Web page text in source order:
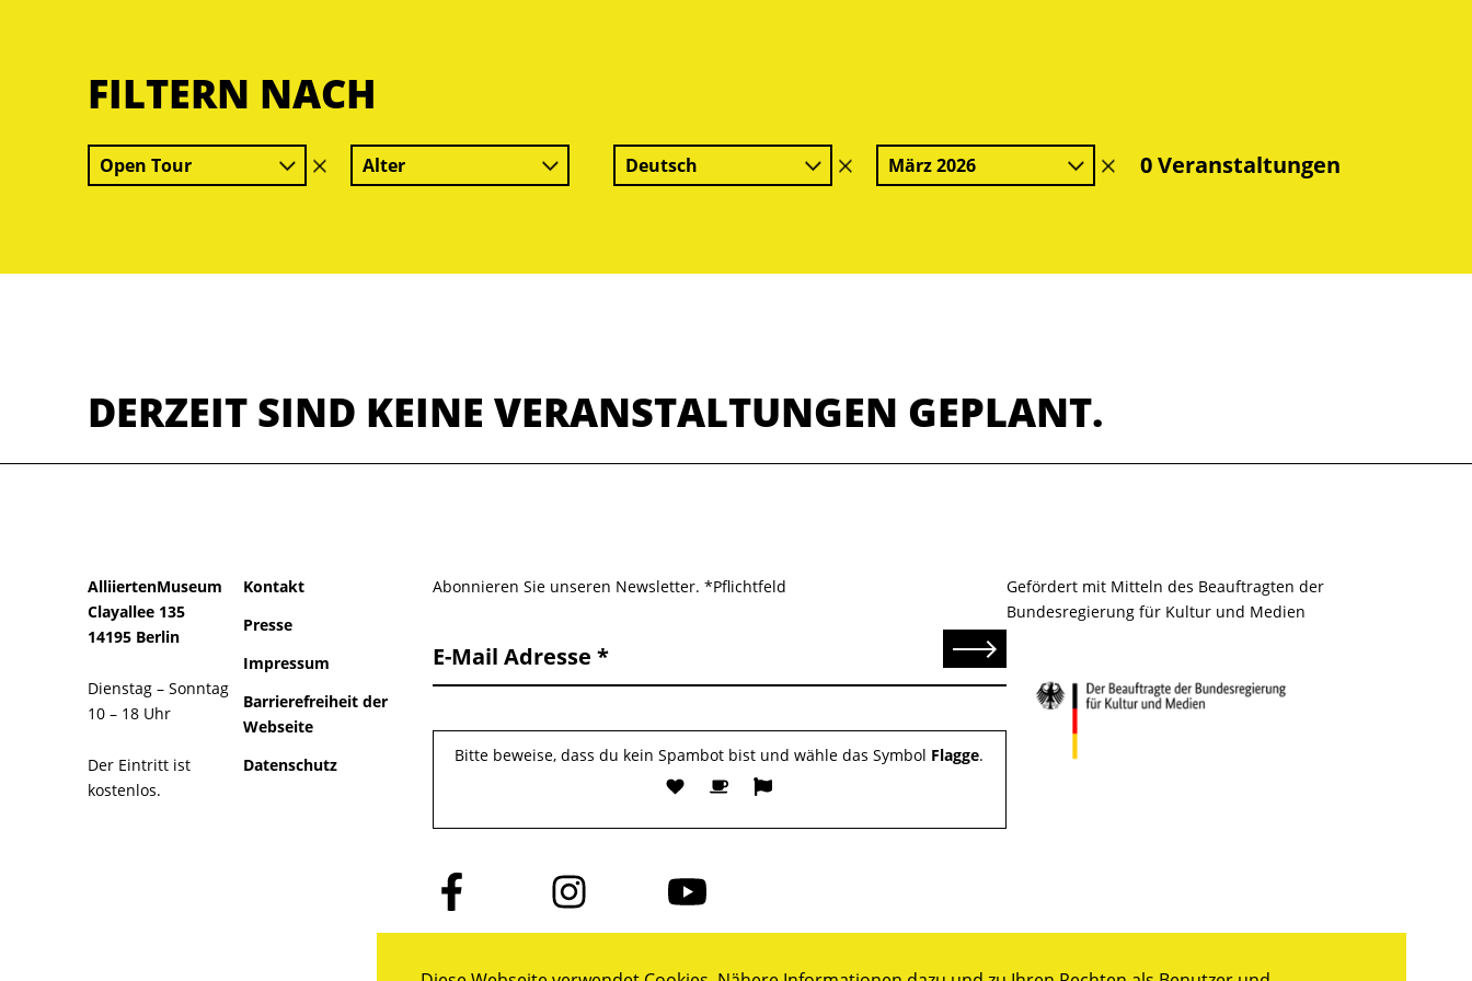
FILTERN NACH
Open Tour
Filter
löschen
Alter Deutsch
Filter
löschen
März 2026
Filter0 Veranstaltungen
DERZEIT SIND KEINE VERANSTALTUNGEN GEPLANT.
AlliiertenMuseum
Clayallee 135
14195 Berlin
Dienstag – Sonntag
10 – 18 Uhr
Der Eintritt ist
kostenlos.
Kontakt
Presse
Impressum
Barrierefreiheit der
Webseite
Datenschutz
Abonnieren Sie unseren Newsletter. *Pflichtfeld
E-Mail Adresse Senden
Bitte beweise, dass du kein Spambot bist und wähle das Symbol Flagge.
Folge
uns
auf
Folge
uns
auf
Folge
uns
auf
Gefördert mit Mitteln des Beauftragten der
Bundesregierung für Kultur und Medien